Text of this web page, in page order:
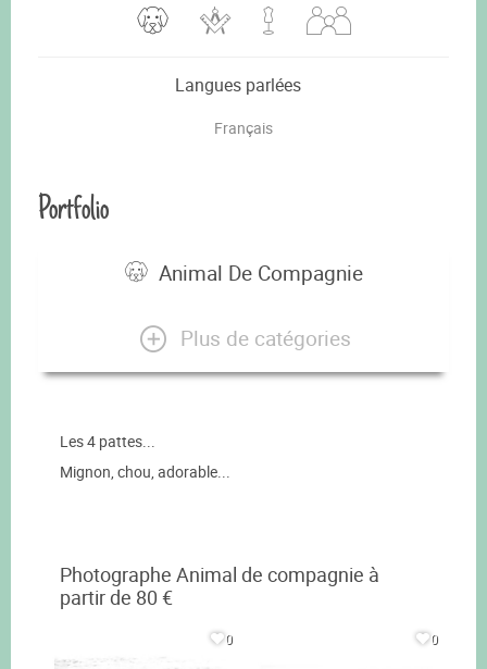
Langues parlées
Français
Portfolio
Animal De Compagnie
Plus de catégories
Les 4 pattes...
Mignon, chou, adorable...
Photographe Animal de compagnie à
partir de 80 €
0 0